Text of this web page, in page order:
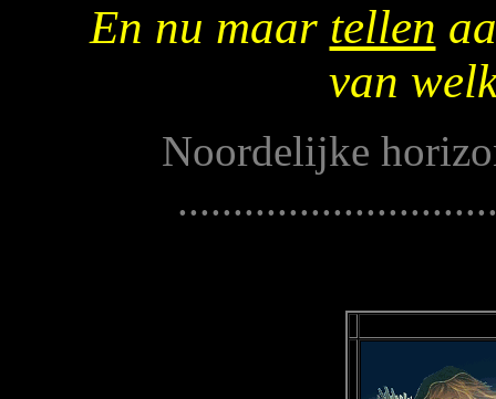
En nu maar tellen
van
Noordelijke